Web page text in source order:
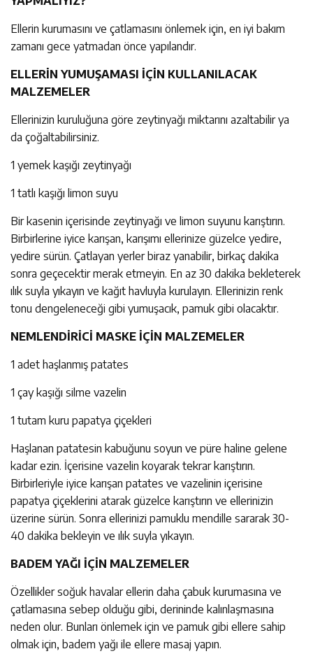
Ellerin kurumasını ve çatlamasını önlemek için, en iyi bakım
zamanı gece yatmadan önce yapılandır.
ELLERİN YUMUŞAMASI İÇİN KULLANILACAK
MALZEMELER
Ellerinizin kuruluğuna göre zeytinyağı miktarını azaltabilir ya
da çoğaltabilirsiniz.
1 yemek kaşığı zeytinyağı
1 tatlı kaşığı limon suyu
Bir kasenin içerisinde zeytinyağı ve limon suyunu karıştırın.
Birbirlerine iyice karışan, karışımı ellerinize güzelce yedire,
yedire sürün. Çatlayan yerler biraz yanabilir, birkaç dakika
sonra geçecektir merak etmeyin. En az 30 dakika bekleterek
ılık suyla yıkayın ve kağıt havluyla kurulayın. Ellerinizin renk
tonu dengeleneceği gibi yumuşacık, pamuk gibi olacaktır.
NEMLENDİRİCİ MASKE İÇİN MALZEMELER
1 adet haşlanmış patates
1 çay kaşığı silme vazelin
1 tutam kuru papatya çiçekleri
Haşlanan patatesin kabuğunu soyun ve püre haline gelene
kadar ezin. İçerisine vazelin koyarak tekrar karıştırın.
Birbirleriyle iyice karışan patates ve vazelinin içerisine
papatya çiçeklerini atarak güzelce karıştırın ve ellerinizin
üzerine sürün. Sonra ellerinizi pamuklu mendille sararak 30-
40 dakika bekleyin ve ılık suyla yıkayın.
BADEM YAĞI İÇİN MALZEMELER
Özellikler soğuk havalar ellerin daha çabuk kurumasına ve
çatlamasına sebep olduğu gibi, derininde kalınlaşmasına
neden olur. Bunları önlemek için ve pamuk gibi ellere sahip
olmak için, badem yağı ile ellere masaj yapın.